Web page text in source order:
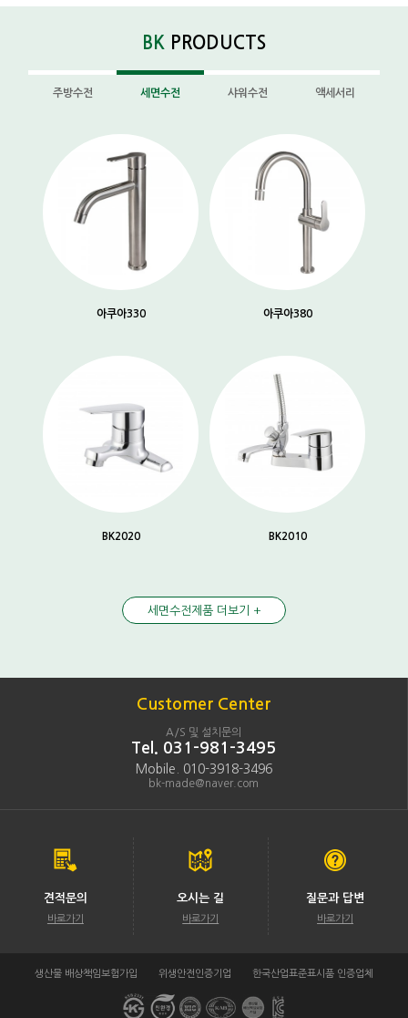
BK PRODUCTS
주방수전 세면수전 샤워수전 액세서리
아쿠아330 아쿠아380
BK2020 BK2010
세면수전제품 더보기 +
Customer Center
A/S 및 설치문의
Tel. 031-981-3495
Mobile. 010-3918-3496
bk-made@naver.com
견적문의
바로가기
오시는 길
바로가기
질문과 답변
바로가기
생산물 배상책임보험가입 위생안전인증기업 한국산업표준표시품 인증업체